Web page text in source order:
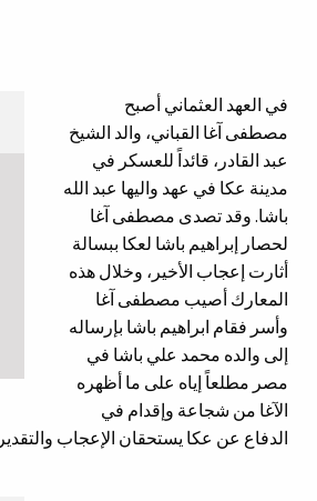
في العهد العثماني أصبح
مصطفى آغا القباني، والد الشيخ
عبد القادر، قائداً للعسكر في
مدينة عكا في عهد واليها عبد الله
باشا. وقد تصدى مصطفى آغا
لحصار إبراهيم باشا لعكا ببسالة
أثارت إعجاب الأخير، وخلال هذه
المعارك أصيب مصطفى آغا
وأسر فقام ابراهيم باشا بإرساله
إلى والده محمد علي باشا في
مصر مطلعاً إياه على ما أظهره
الآغا من شجاعة وإقدام في
الدفاع عن عكا يستحقان الإعجاب والتقدير